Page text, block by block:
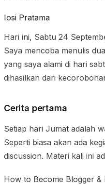
Iosi Pratama
Hari ini, Sabtu 24
Saya mencoba menulis
yang saya alami di hari
dihasilkan dari
Cerita pertama
Setiap hari Jumat adalah
Seperti biasa akan ada
discussion. Materi kali ini
How to Become Blogger